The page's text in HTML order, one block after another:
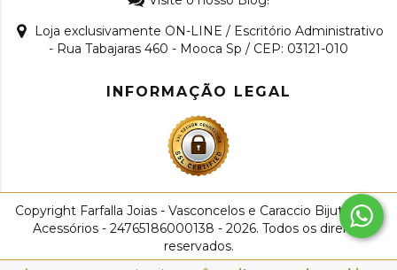
Loja exclusivamente ON-LINE / Escritório Administrativo
- Rua Tabajaras 460 - Mooca Sp / CEP: 03121-010
INFORMAÇÃO LEGAL
Copyright Farfalla Joias - Vasconcelos e Caraccio Bijuterias e
Acessórios - 24765186000138 - 2026. Todos os direitos
reservados.